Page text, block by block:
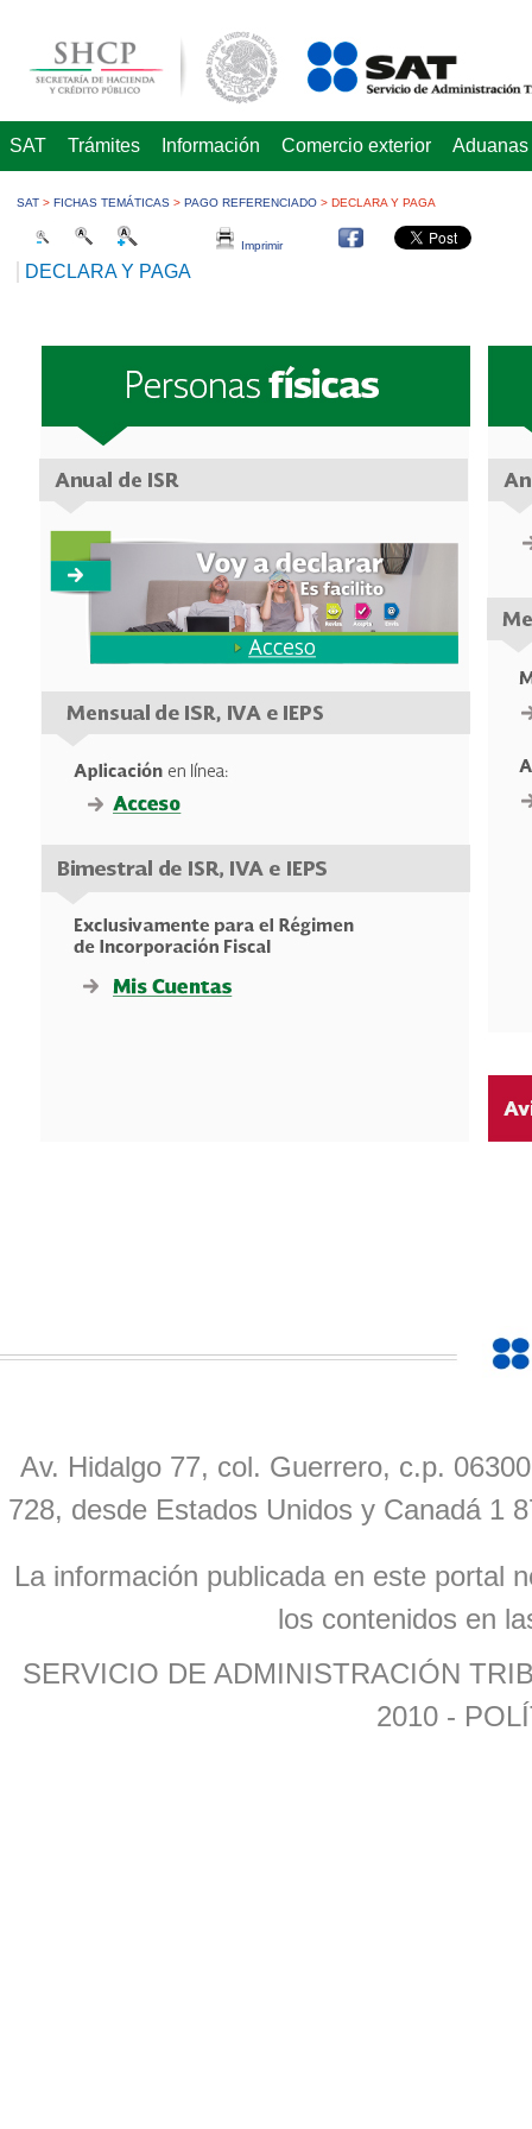
SAT Trámites Información Comercio exterior Aduanas
SAT > FICHAS TEMÁTICAS > PAGO REFERENCIADO > DECLARA Y PAGA
Imprimir
DECLARA Y PAGA
Av. Hidalgo 77, col. Guerrero, c.p.
728, desde Estados Unidos y Canadá 1
La información publicada en este portal
los contenidos en
SERVICIO DE ADMINISTRACIÓN
2010 -